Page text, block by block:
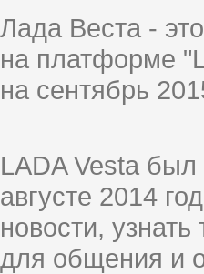
Лада Веста -
на платформе
на сентябрь
LADA Vesta
августе 2014
новости,
для общения и